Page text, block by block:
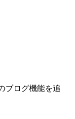
ブログ機能を追